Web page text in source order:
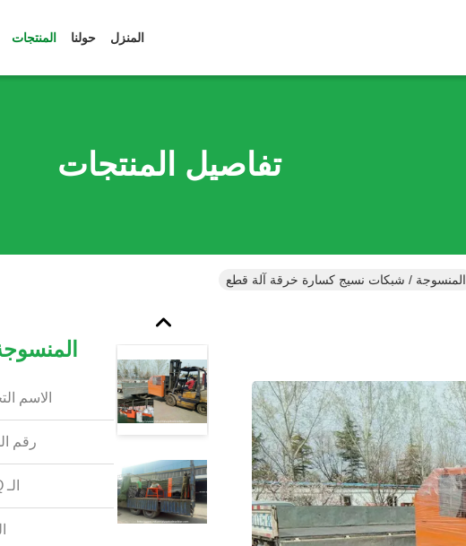
المنزل حولنا المنتجات
تفاصيل المنتجات
المنسوجة / شبكات نسيج كسارة خرقة آلة قطع
الاسم
رقم
الـ MOQ: